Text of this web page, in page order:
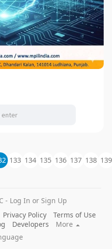
133 134 135 136 137 138 139
- Log In or Sign Up
Privacy Policy
Terms of Use
Developers
More